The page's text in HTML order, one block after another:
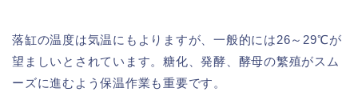
落缸の温度は気温にもよりますが、一般的には26～29℃が
望ましいとされています。糖化、発酵、酵母の繁殖がスム
ーズに進むよう保温作業も重要です。